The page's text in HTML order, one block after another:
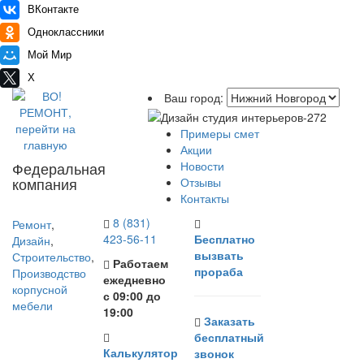
ВКонтакте
Одноклассники
Мой Мир
X
Ваш город:
Примеры смет
Акции
Новости
Отзывы
Контакты
Федеральная
компания
Ремонт,
Дизайн,
Строительство,
Производство
корпусной
мебели
8 (831)
423-56-11
Работаем
ежедневно
с 09:00 до
19:00
Калькулятор
Бесплатно
вызвать
прораба
Заказать
бесплатный
звонок